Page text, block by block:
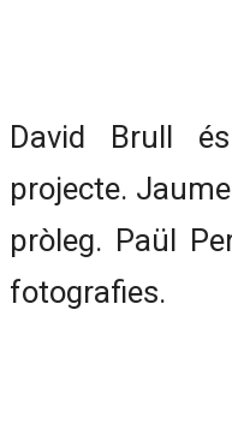
David Brull
projecte.
pròleg. Paül
fotografies.